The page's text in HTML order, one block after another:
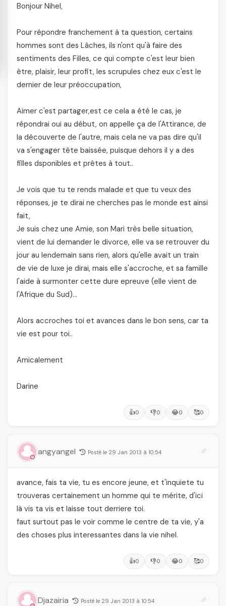
Bonjour Nihel,
Pour répondre franchement à ta question, certains
hommes sont des Lâches, ils n'ont qu'à faire des
sentiments des Filles, ce qui compte c'est leur bien
être, plaisir, leur profit, les scrupules chez eux c'est le
dernier de leur préoccupation,
Aimer c'est partager,est ce cela a été le cas, je
répondrai oui au début, on appelle ça de l'Attirance, de
la découverte de l'autre, mais cela ne va pas dire qu'il
va s'engager tête baissée, puisque dehors il y a des
filles dsponibles et prêtes à tout..
Je vois que tu te rends malade et que tu veux des
réponses, je te dirai ne cherches pas le monde est ainsi
fait,
Je suis chez une Amie, son Mari très belle situation,
vient de lui demander le divorce, elle va se retrouver du
jour au lendemain sans rien, alors qu'elle avait un train
de vie de luxe je dirai, mais elle s'accroche, et sa famille
l'aide à surmonter cette dure epreuve (elle vient de
l'Afrique du Sud)…
Alors accroches toi et avances dans le bon sens, car ta
vie est pour toi..
Amicalement
Darine
👍0 👎0 😂0 🥰0
angyangel Posté le 29 Jan 2013 à 10:54
avance, fais ta vie, tu es encore jeune, et t'inquiete tu
trouveras certainement un homme qui te mérite, d'ici
là vis ta vis et laisse tout derriere toi.
faut surtout pas le voir comme le centre de ta vie, y'a
des choses plus interessantes dans la vie nihel.
👍0 👎0 😂0 🥰0
Djazairia Posté le 29 Jan 2013 à 10:54